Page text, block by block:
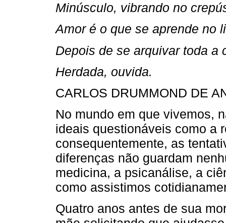
Minúsculo, vibrando no
Amor é o que se aprende no
Depois de se arquivar toda a
Herdada, ouvida.
CARLOS DRUMMOND DE
No mundo em que vivemos,
ideais questionáveis como a
consequentemente, as
diferenças não guardam
medicina, a psicanálise, a
como assistimos
Quatro anos antes de sua